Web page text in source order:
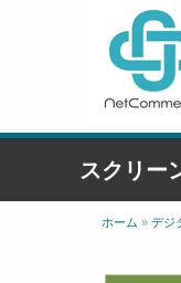
スクリー
ホーム » デジ